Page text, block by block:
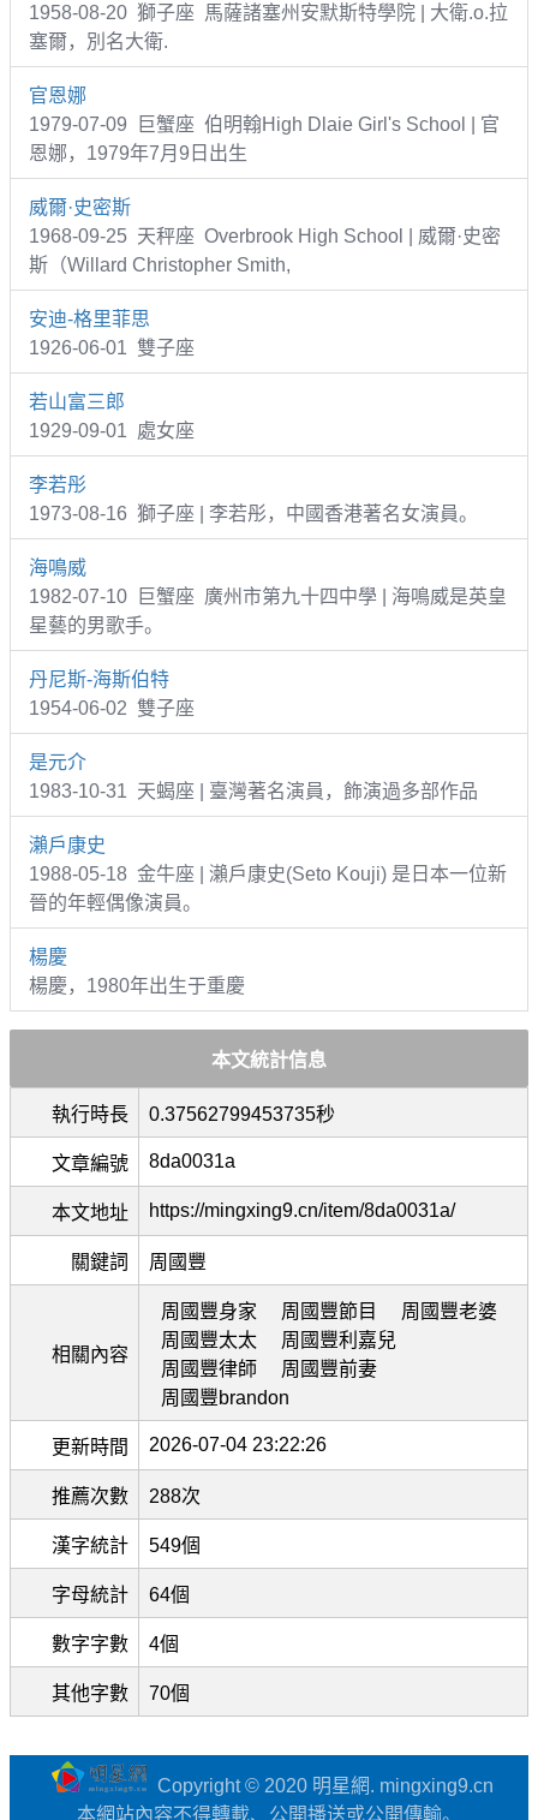
1958-08-20 獅子座 馬薩諸塞州安默斯特學院 | 大衛.o.拉
塞爾，別名大衛.
官恩娜
1979-07-09 巨蟹座 伯明翰High Dlaie Girl's School | 官
恩娜，1979年7月9日出生
威爾·史密斯
1968-09-25 天秤座 Overbrook High School | 威爾·史密
斯（Willard Christopher Smith,
安迪-格里菲思
1926-06-01 雙子座
若山富三郎
1929-09-01 處女座
李若彤
1973-08-16 獅子座 | 李若彤，中國香港著名女演員。
海鳴威
1982-07-10 巨蟹座 廣州市第九十四中學 | 海鳴威是英皇
星藝的男歌手。
丹尼斯-海斯伯特
1954-06-02 雙子座
是元介
1983-10-31 天蝎座 | 臺灣著名演員，飾演過多部作品
瀨戶康史
1988-05-18 金牛座 | 瀨戶康史(Seto Kouji) 是日本一位新
晉的年輕偶像演員。
楊慶
楊慶，1980年出生于重慶
本文統計信息
執行時長 0.37562799453735秒
文章編號 8da0031a
本文地址 https://mingxing9.cn/item/8da0031a/
關鍵詞 周國豐
相關內容
周國豐身家 周國豐節目
周國豐老婆
周國豐太太
周國豐利嘉兒
周國豐律師
周國豐前妻
周國豐brandon
更新時間 2026-07-04 23:22:26
推薦次數 288次
漢字統計 549個
字母統計 64個
數字字數 4個
其他字數 70個
Copyright © 2020 明星網. mingxing9.cn
本網站內容不得轉載、公開播送或公開傳輸。